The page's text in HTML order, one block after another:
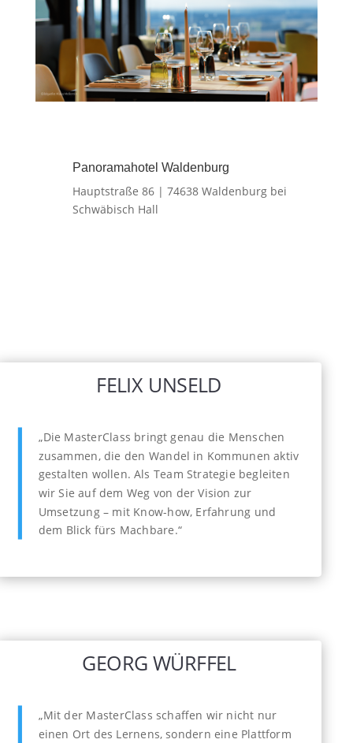
Panoramahotel Waldenburg
Hauptstraße 86 | 74638 Waldenburg bei
Schwäbisch Hall
FELIX UNSELD
„Die MasterClass bringt genau die Menschen
zusammen, die den Wandel in Kommunen aktiv
gestalten wollen. Als Team Strategie begleiten
wir Sie auf dem Weg von der Vision zur
Umsetzung – mit Know-how, Erfahrung und
dem Blick fürs Machbare.“
GEORG WÜRFFEL
„Mit der MasterClass schaffen wir nicht nur
einen Ort des Lernens, sondern eine Plattform